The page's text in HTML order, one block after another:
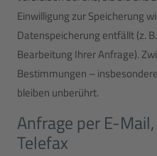
Einwilligung zur Speicherung
Datenspeicherung entfällt (z.
Bearbeitung Ihrer Anfrage).
Bestimmungen –
bleiben unberührt.
Anfrage per E-
Telefax